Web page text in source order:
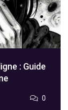
: Guide
0